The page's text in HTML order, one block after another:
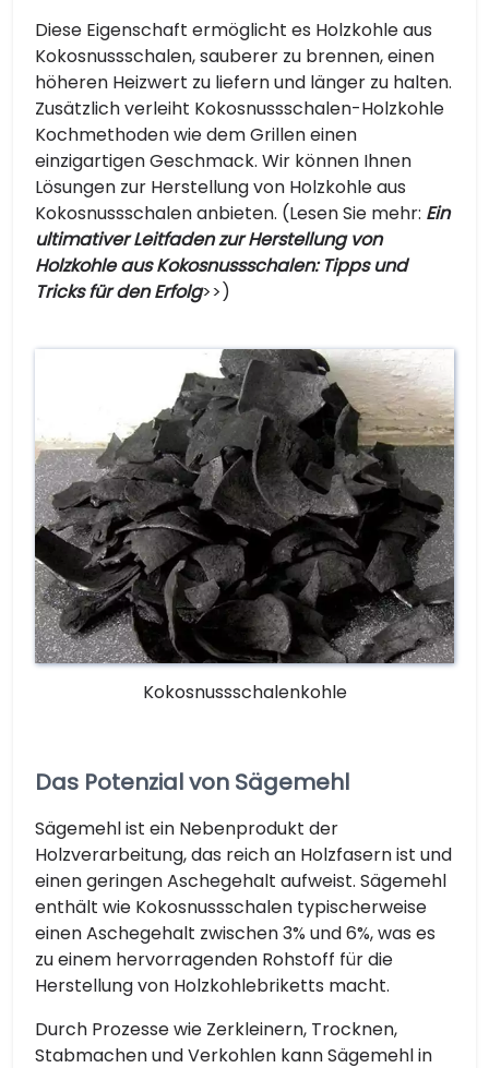
Diese Eigenschaft ermöglicht es Holzkohle aus
Kokosnussschalen, sauberer zu brennen, einen
höheren Heizwert zu liefern und länger zu halten.
Zusätzlich verleiht Kokosnussschalen-Holzkohle
Kochmethoden wie dem Grillen einen
einzigartigen Geschmack. Wir können Ihnen
Lösungen zur Herstellung von Holzkohle aus
Kokosnussschalen anbieten. (Lesen Sie mehr: Ein
ultimativer Leitfaden zur Herstellung von
Holzkohle aus Kokosnussschalen: Tipps und
Tricks für den Erfolg>>)
Kokosnussschalenkohle
Das Potenzial von Sägemehl
Sägemehl ist ein Nebenprodukt der
Holzverarbeitung, das reich an Holzfasern ist und
einen geringen Aschegehalt aufweist. Sägemehl
enthält wie Kokosnussschalen typischerweise
einen Aschegehalt zwischen 3% und 6%, was es
zu einem hervorragenden Rohstoff für die
Herstellung von Holzkohlebriketts macht.
Durch Prozesse wie Zerkleinern, Trocknen,
Stabmachen und Verkohlen kann Sägemehl in